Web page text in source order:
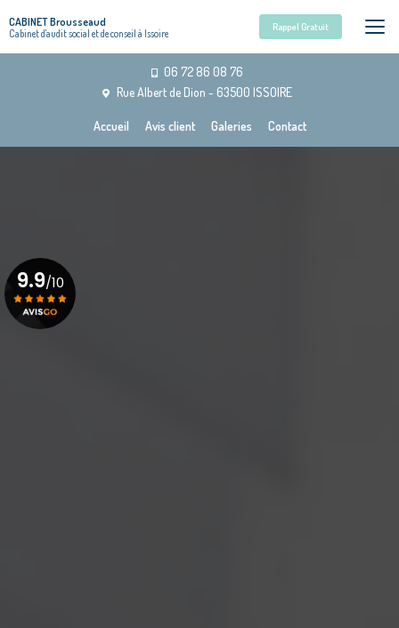
au
contenu
principal
06 72 86 08 76
Rue Albert de Dion - 63500 ISSOIRE
Accueil
Avis client Galeries Contact
CABINET Brousseaud
Cabinet d'audit social et de conseil à Issoire Rappel Gratuit
9.9/10